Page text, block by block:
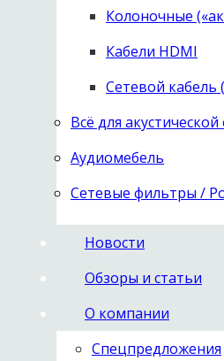
Колоночные
Кабели HDMI
Сетевой кабель
Всё для
Аудиомебель
Сетевые фильтры /
Новости
Обзоры и статьи
О компании
Спецпредложения